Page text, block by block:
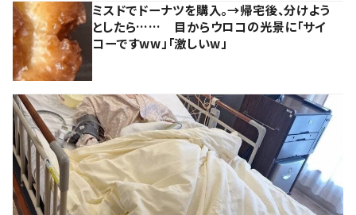
ミスドでドーナツを購入。→帰宅後、分けよう
としたら…… 目からウロコの光景に「サイ
コーですww」「激しいw」